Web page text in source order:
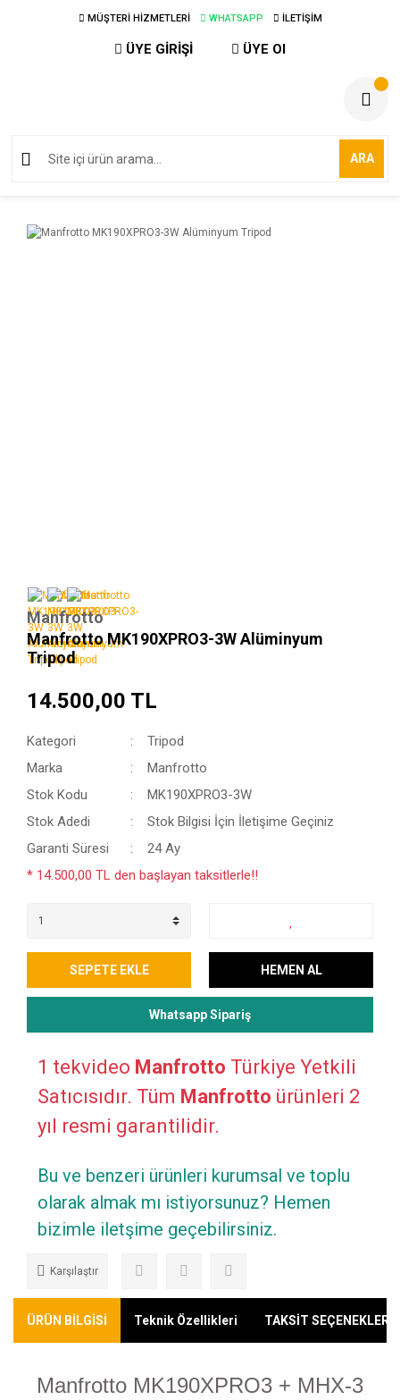
MÜŞTERİ HİZMETLERİ WHATSAPP İLETİŞİM
ÜYE GİRİŞİ ÜYE Ol
ARA
Manfrotto
Manfrotto MK190XPRO3-3W Alüminyum
Tripod
14.500,00 TL
Kategori
Tripod
Marka
Manfrotto
Stok Kodu
MK190XPRO3-3W
Stok Adedi
Stok Bilgisi İçin İletişime Geçiniz
Garanti Süresi
24 Ay
* 14.500,00 TL den başlayan taksitlerle!!
SEPETE EKLE HEMEN AL
Whatsapp Sipariş
1 tekvideo Manfrotto Türkiye Yetkili
Satıcısıdır. Tüm Manfrotto ürünleri 2
yıl resmi garantilidir.
Bu ve benzeri ürünleri kurumsal ve toplu
olarak almak mı istiyorsunuz? Hemen
bizimle iletşime geçebilirsiniz.
Karşılaştır
ÜRÜN BİLGİSİ Teknik Özellikleri TAKSİT SEÇENEKLERİ
Manfrotto MK190XPRO3 + MHX-3